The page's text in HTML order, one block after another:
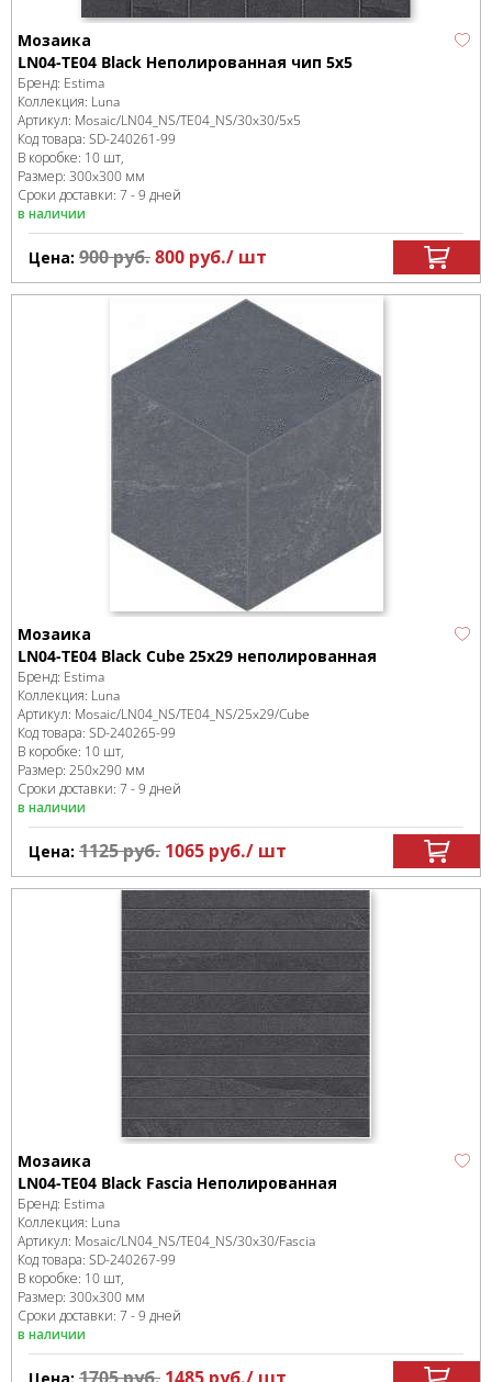
Мозаика
LN04-TE04 Black Неполированная чип 5х5
Бренд: Estima
Коллекция: Luna
Артикул: Mosaic/LN04_NS/TE04_NS/30x30/5x5
Код товара: SD-240261-99
В коробке: 10 шт,
Размер: 300x300 мм
Сроки доставки: 7 - 9 дней
в наличии
Цена: 900руб.800 руб./ шт
Мозаика
LN04-TE04 Black Cube 25х29 неполированная
Бренд: Estima
Коллекция: Luna
Артикул: Mosaic/LN04_NS/TE04_NS/25x29/Cube
Код товара: SD-240265-99
В коробке: 10 шт,
Размер: 250x290 мм
Сроки доставки: 7 - 9 дней
в наличии
Цена: 1125руб. 1065 руб./ шт
Мозаика
LN04-TE04 Black Fascia Неполированная
Бренд: Estima
Коллекция: Luna
Артикул: Mosaic/LN04_NS/TE04_NS/30x30/Fascia
Код товара: SD-240267-99
В коробке: 10 шт,
Размер: 300x300 мм
Сроки доставки: 7 - 9 дней
в наличии